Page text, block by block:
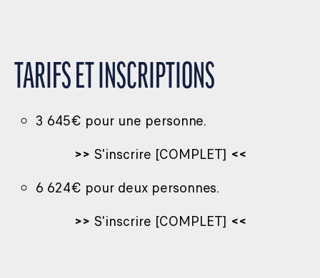
TARIFS ET INSCRIPTIONS
3 645€ pour une personne.
>> S'inscrire [COMPLET] <<
6 624€ pour deux personnes.
>> S'inscrire [COMPLET] <<